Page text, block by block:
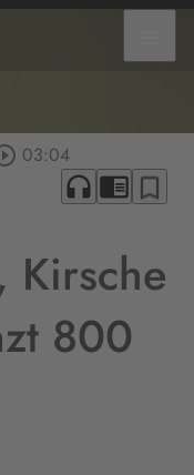
03:04
headphones chrome_reader_mode bookmark_border
Kirsche
800